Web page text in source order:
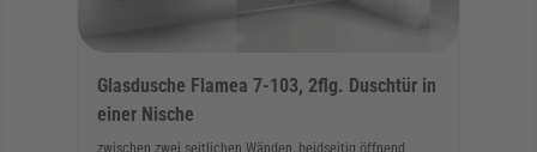
Glasdusche Flamea 7-103, 2flg. Duschtür in
einer Nische
zwischen zwei seitlichen Wänden, beidseitig öffnend